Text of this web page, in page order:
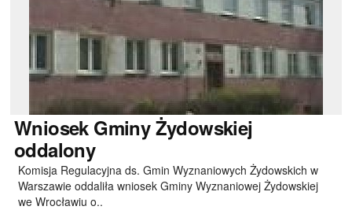
WniosekGminy Żydowskiej
oddalony
Komisja Regulacyjna ds. Gmin Wyznaniowych Żydowskich w
Warszawie oddaliła wniosek Gminy Wyznaniowej Żydowskiej
we Wrocławiu o..